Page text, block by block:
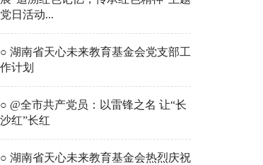
党日活动...
○ 湖南省天心未来教育基金会党支部工
作计划
○ @全市共产党员：以雷锋之名 让“长
沙红”长红
○ 湖南省天心未来教育基金会热烈庆祝